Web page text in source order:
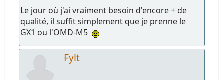
Le jour où j'ai vraiment besoin d'encore + de
qualité, il suffit simplement que je prenne le
GX1 ou l'OMD-M5
Fylt